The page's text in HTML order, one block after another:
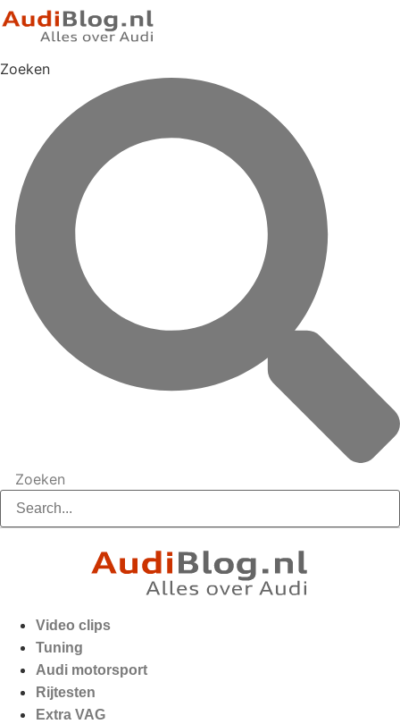
Zoeken
Zoeken
Video clips
Tuning
Audi motorsport
Rijtesten
Extra VAG